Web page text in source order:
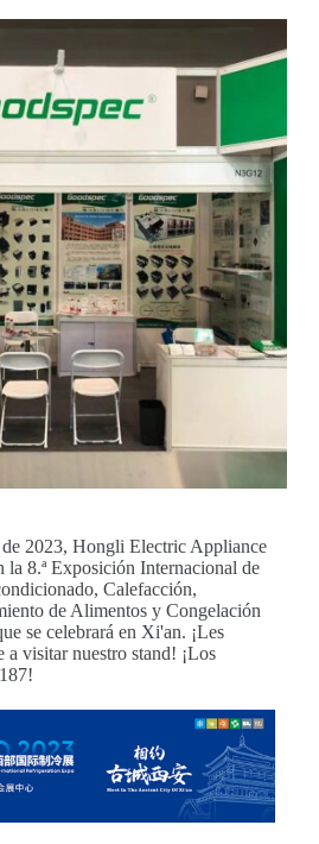
2023, Hongli Electric Appliance
8.ª Exposición Internacional de
Calefacción,
de Alimentos y Congelación
se celebrará en Xi'an. ¡Les
visitar nuestro stand! ¡Los